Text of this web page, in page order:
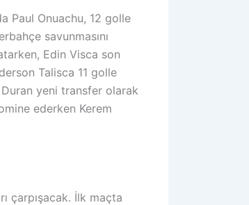
Paul Onuachu, 12 golle
savunmasını
Edin Visca son
Talisca 11 golle
Duran yeni transfer olarak
ederken Kerem
çarpışacak. İlk maçta